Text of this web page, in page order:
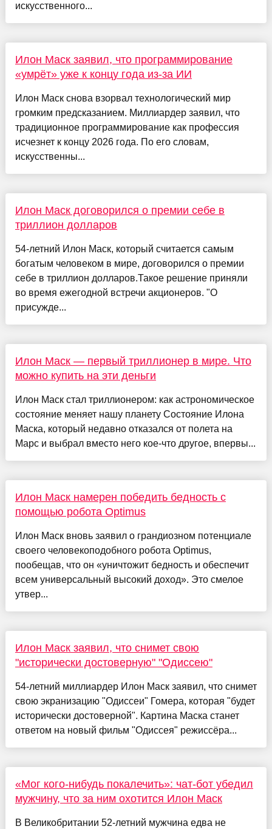
искусственного...
Илон Маск заявил, что программирование
«умрёт» уже к концу года из-за ИИ
Илон Маск снова взорвал технологический мир
громким предсказанием. Миллиардер заявил, что
традиционное программирование как профессия
исчезнет к концу 2026 года. По его словам,
искусственны...
Илон Маск договорился о премии себе в
триллион долларов
54-летний Илон Маск, который считается самым
богатым человеком в мире, договорился о премии
себе в триллион долларов.Такое решение приняли
во время ежегодной встречи акционеров. "О
присужде...
Илон Маск — первый триллионер в мире. Что
можно купить на эти деньги
Илон Маск стал триллионером: как астрономическое
состояние меняет нашу планету Состояние Илона
Маска, который недавно отказался от полета на
Марс и выбрал вместо него кое-что другое, впервы...
Илон Маск намерен победить бедность с
помощью робота Optimus
Илон Маск вновь заявил о грандиозном потенциале
своего человекоподобного робота Optimus,
пообещав, что он «уничтожит бедность и обеспечит
всем универсальный высокий доход». Это смелое
утвер...
Илон Маск заявил, что снимет свою
"исторически достоверную" "Одиссею"
54-летний миллиардер Илон Маск заявил, что снимет
свою экранизацию "Одиссеи" Гомера, которая "будет
исторически достоверной". Картина Маска станет
ответом на новый фильм "Одиссея" режиссёра...
«Мог кого-нибудь покалечить»: чат-бот убедил
мужчину, что за ним охотится Илон Маск
В Великобритании 52-летний мужчина едва не